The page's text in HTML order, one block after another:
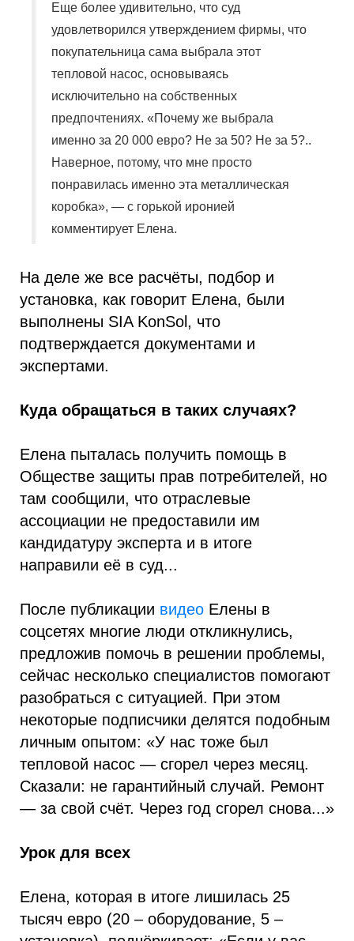
Еще более удивительно, что суд
удовлетворился утверждением фирмы, что
покупательница сама выбрала этот
тепловой насос, основываясь
исключительно на собственных
предпочтениях. «Почему же выбрала
именно за 20 000 евро? Не за 50? Не за 5?..
Наверное, потому, что мне просто
понравилась именно эта металлическая
коробка», — с горькой иронией
комментирует Елена.
На деле же все расчёты, подбор и
установка, как говорит Елена, были
выполнены SIA KonSol, что
подтверждается документами и
экспертами.
Куда обращаться в таких случаях?
Елена пыталась получить помощь в
Обществе защиты прав потребителей, но
там сообщили, что отраслевые
ассоциации не предоставили им
кандидатуру эксперта и в итоге
направили её в суд...
После публикации видео Елены в
соцсетях многие люди откликнулись,
предложив помочь в решении проблемы,
сейчас несколько специалистов помогают
разобраться с ситуацией. При этом
некоторые подписчики делятся подобным
личным опытом: «У нас тоже был
тепловой насос — сгорел через месяц.
Сказали: не гарантийный случай. Ремонт
— за свой счёт. Через год сгорел снова...»
Урок для всех
Елена, которая в итоге лишилась 25
тысяч евро (20 – оборудование, 5 –